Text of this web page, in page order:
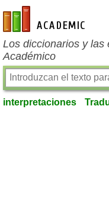
es-academic.com
Los diccionarios y las
Académico
interpretaciones